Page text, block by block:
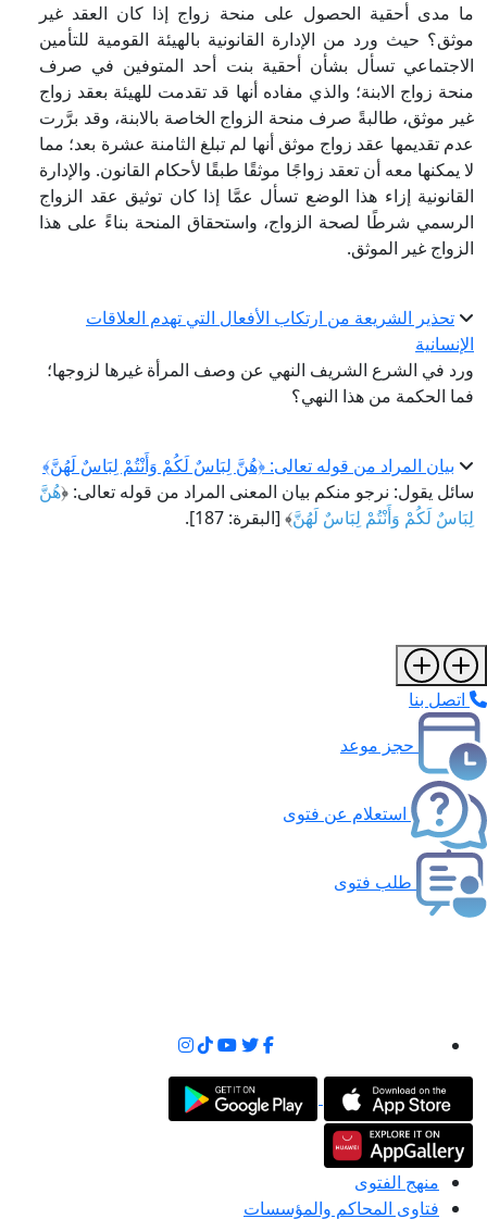
ما مدى أحقية الحصول على منحة زواج إذا كان العقد غير
موثق؟ حيث ورد من الإدارة القانونية بالهيئة القومية للتأمين
الاجتماعي تسأل بشأن أحقية بنت أحد المتوفين في صرف
منحة زواج الابنة؛ والذي مفاده أنها قد تقدمت للهيئة بعقد زواج
غير موثق، طالبةً صرف منحة الزواج الخاصة بالابنة، وقد برَّرت
عدم تقديمها عقد زواج موثق أنها لم تبلغ الثامنة عشرة بعد؛ مما
لا يمكنها معه أن تعقد زواجًا موثقًا طبقًا لأحكام القانون. والإدارة
القانونية إزاء هذا الوضع تسأل عمَّا إذا كان توثيق عقد الزواج
الرسمي شرطًا لصحة الزواج، واستحقاق المنحة بناءً على هذا
الزواج غير الموثق.
تحذير الشريعة من ارتكاب الأفعال التي تهدم العلاقات
الإنسانية
ورد في الشرع الشريف النهي عن وصف المرأة غيرها لزوجها؛
فما الحكمة من هذا النهي؟
بيان المراد من قوله تعالى: ﴿هُنَّ لِبَاسٌ لَكُمْ وَأَنْتُمْ لِبَاسٌ لَهُنَّ﴾
سائل يقول: نرجو منكم بيان المعنى المراد من قوله تعالى: ﴿هُنَّ
لِبَاسٌ لَكُمْ وَأَنْتُمْ لِبَاسٌ لَهُنَّ﴾ [البقرة: 187].
اتصل بنا
حجز موعد
استعلام عن فتوى
طلب فتوى
منهج الفتوى
فتاوى المحاكم والمؤسسات